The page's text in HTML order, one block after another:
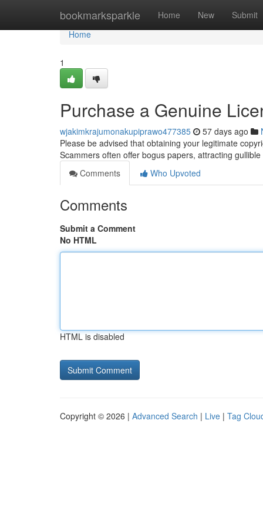
bookmarksparkle Home New Submit
Home
Home
1
Purchase a Genuine
wjakimkrajumonakupiprawo477385 57 days ago
Please be advised that obtaining your legitimate
Scammers often offer bogus papers, attracting
Comments
Who Upvoted
Comments
Submit a Comment
No HTML
HTML is disabled
Copyright © 2026 | Advanced Search | Live | Tag